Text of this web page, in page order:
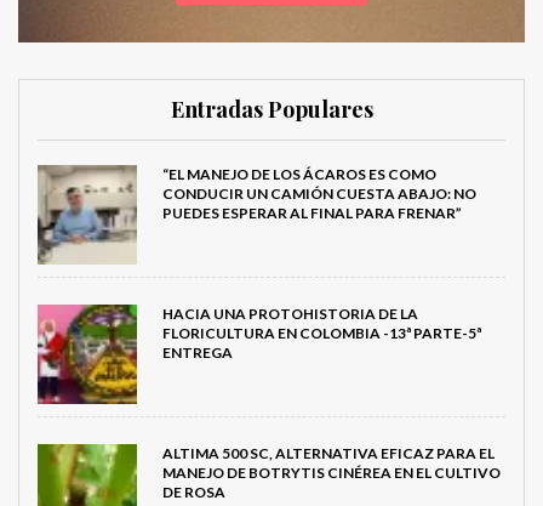
Entradas Populares
“EL MANEJO DE LOS ÁCAROS ES COMO
CONDUCIR UN CAMIÓN CUESTA ABAJO: NO
PUEDES ESPERAR AL FINAL PARA FRENAR”
HACIA UNA PROTOHISTORIA DE LA
FLORICULTURA EN COLOMBIA -13ª PARTE-5ª
ENTREGA
ALTIMA 500 SC, ALTERNATIVA EFICAZ PARA EL
MANEJO DE BOTRYTIS CINÉREA EN EL CULTIVO
DE ROSA